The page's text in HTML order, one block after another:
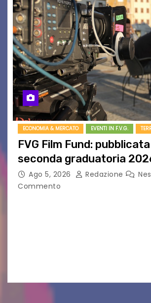
ECONOMIA & MERCATO EVENTI IN F.V.G.
FVG Film Fund:
seconda graduatoria
Ago 5, 2026 Redazione
Commento